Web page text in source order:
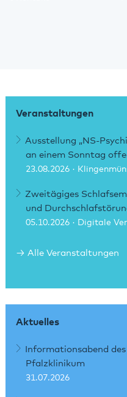
Veranstaltungen
Ausstellung „NS-
an einem Sonntag
23.08.2026 ·
Zweitägiges
und
05.10.2026 · Digitale
Alle Veranstaltungen
Aktuelles
Informationsabend
Pfalzklinikum
31.07.2026